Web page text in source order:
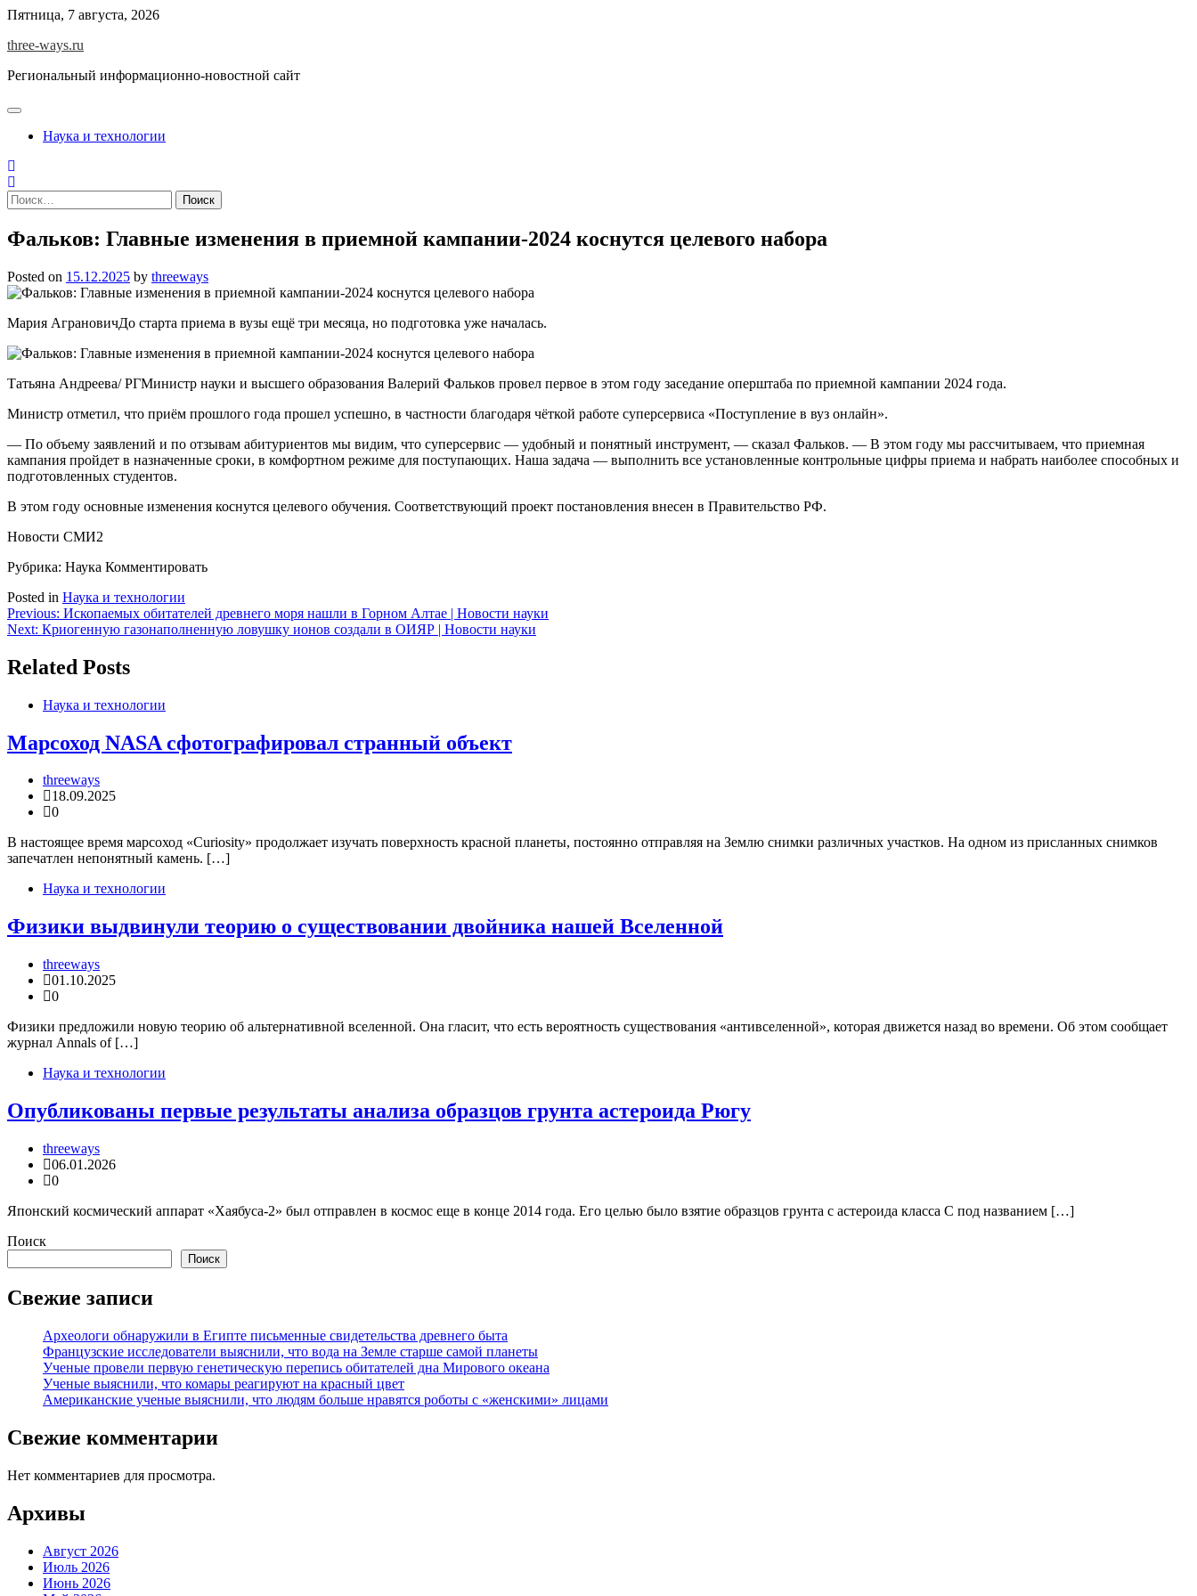
Skip
content
Пятница, 7 августа, 2026
three-ways.ru
Региональный информационно-новостной сайт
Наука и технологии
Найти:
Фальков: Главные изменения в приемной кампании-2024 коснутся целевого набора
Posted on 15.12.2025 by threeways
Мария АграновичДо старта приема в вузы ещё три месяца, но подготовка уже началась.
Татьяна Андреева/ РГМинистр науки и высшего образования Валерий Фальков провел первое в этом году заседание оперштаба по приемной кампании 2024 года.
Министр отметил, что приём прошлого года прошел успешно, в частности благодаря чёткой работе суперсервиса «Поступление в вуз онлайн».
— По объему заявлений и по отзывам абитуриентов мы видим, что суперсервис — удобный и понятный инструмент, — сказал Фальков. — В этом году мы рассчитываем, что приемная
кампания пройдет в назначенные сроки, в комфортном режиме для поступающих. Наша задача — выполнить все установленные контрольные цифры приема и набрать наиболее способных и
подготовленных студентов.
В этом году основные изменения коснутся целевого обучения. Соответствующий проект постановления внесен в Правительство РФ.
Новости СМИ2
Рубрика: Наука Комментировать
Posted in Наука и технологии
Навигация
по
записям
Previous: Ископаемых обитателей древнего моря нашли в Горном Алтае | Новости науки
Next: Криогенную газонаполненную ловушку ионов создали в ОИЯР | Новости науки
Related Posts
Наука и технологии
Марсоход NASA сфотографировал странный объект
threeways
18.09.2025
0
В настоящее время марсоход «Curiosity» продолжает изучать поверхность красной планеты, постоянно отправляя на Землю снимки различных участков. На одном из присланных снимков
запечатлен непонятный камень. […]
Наука и технологии
Физики выдвинули теорию о существовании двойника нашей Вселенной
threeways
01.10.2025
0
Физики предложили новую теорию об альтернативной вселенной. Она гласит, что есть вероятность существования «антивселенной», которая движется назад во времени. Об этом сообщает
журнал Annals of […]
Наука и технологии
Опубликованы первые результаты анализа образцов грунта астероида Рюгу
threeways
06.01.2026
0
Японский космический аппарат «Хаябуса-2» был отправлен в космос еще в конце 2014 года. Его целью было взятие образцов грунта с астероида класса С под названием […]
Поиск
Поиск
Свежие записи
Археологи обнаружили в Египте письменные свидетельства древнего быта
Французские исследователи выяснили, что вода на Земле старше самой планеты
Ученые провели первую генетическую перепись обитателей дна Мирового океана
Ученые выяснили, что комары реагируют на красный цвет
Американские ученые выяснили, что людям больше нравятся роботы с «женскими» лицами
Свежие комментарии
Нет комментариев для просмотра.
Архивы
Август 2026
Июль 2026
Июнь 2026